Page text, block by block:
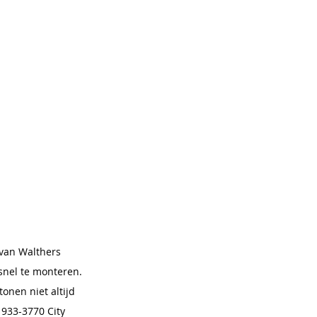
Walthers
te monteren.
niet altijd
3770 City